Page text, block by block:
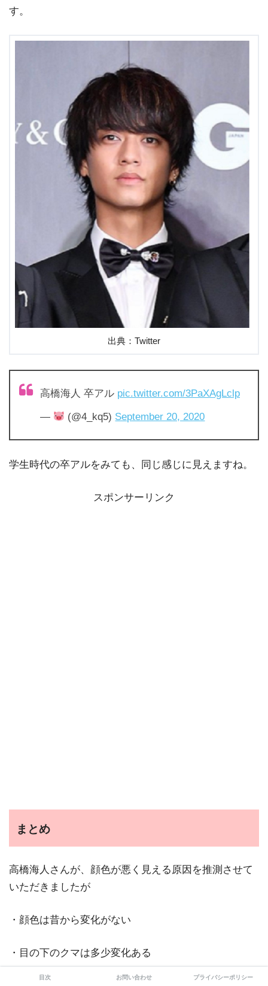
す。
出典：Twitter
高橋海人 卒アル pic.twitter.com/3PaXAgLclp
— (@4_kq5) September 20, 2020
学生時代の卒アルをみても、同じ感じに見えますね。
スポンサーリンク
まとめ
高橋海人さんが、顔色が悪く見える原因を推測させて
いただきましたが
・顔色は昔から変化がない
・目の下のクマは多少変化ある
目次 お問い合わせ プライバシーポリシー